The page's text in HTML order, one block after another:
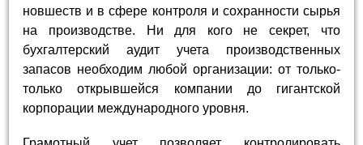
новшеств и в сфере контроля и сохранности сырья
на производстве. Ни для кого не секрет, что
бухгалтерский аудит учета производственных
запасов необходим любой организации: от только-
только открывшейся компании до гигантской
корпорации международного уровня.